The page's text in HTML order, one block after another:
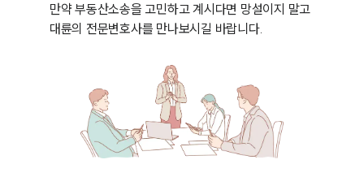
만약 부동산소송을 고민하고 계시다면 망설이지 말고
대륜의 전문변호사를 만나보시길 바랍니다.